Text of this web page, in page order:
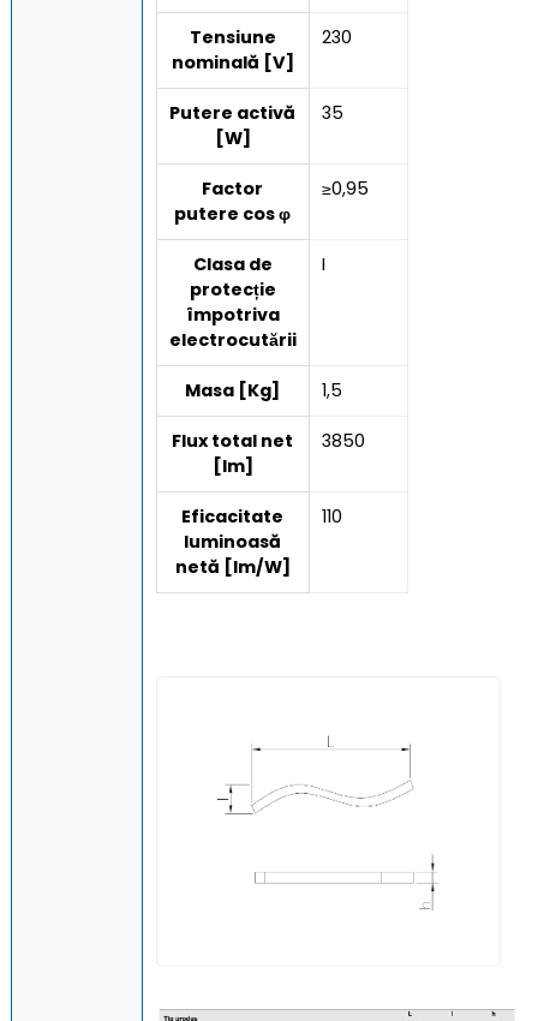
Tensiune
nominală [V]
230
Putere activă
[W]
35
Factor
putere cos φ
≥0,95
Clasa de
protecție
împotriva
electrocutării
I
Masa [Kg] 1,5
Flux total net
[lm]
3850
Eficacitate
luminoasă
netă [lm/W]
110